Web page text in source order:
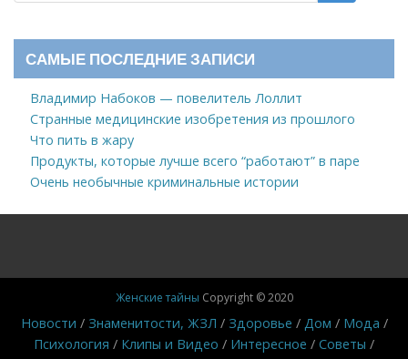
САМЫЕ ПОСЛЕДНИЕ ЗАПИСИ
Владимир Набоков — повелитель Лоллит
Странные медицинские изобретения из прошлого
Что пить в жару
Продукты, которые лучше всего “работают” в паре
Очень необычные криминальные истории
Женские тайны Copyright © 2020
Новости Знаменитости, ЖЗЛ Здоровье Дом
Мода
Психология
Клипы и Видео Интересное Советы